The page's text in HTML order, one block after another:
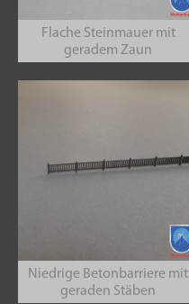
Flache Steinmauer mit
geradem Zaun
Niedrige Betonbarriere mit
geraden Stäben